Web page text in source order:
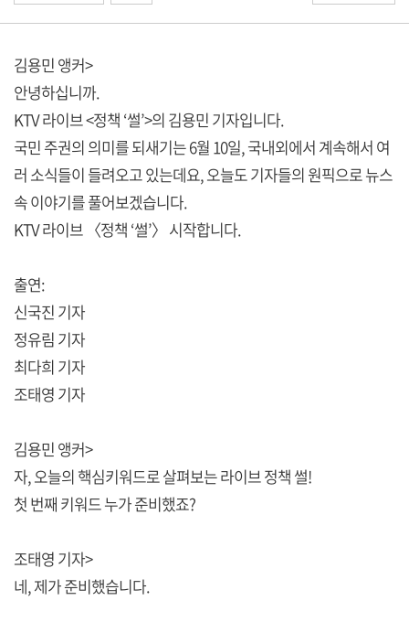
김용민 앵커>
안녕하십니까.
KTV 라이브 <정책 ‘썰’>의 김용민 기자입니다.
국민 주권의 의미를 되새기는 6월 10일, 국내외에서 계속해서 여
러 소식들이 들려오고 있는데요, 오늘도 기자들의 원픽으로 뉴스
속 이야기를 풀어보겠습니다.
KTV 라이브 〈정책 ‘썰’〉 시작합니다.
출연:
신국진 기자
정유림 기자
최다희 기자
조태영 기자
김용민 앵커>
자, 오늘의 핵심키워드로 살펴보는 라이브 정책 썰!
첫 번째 키워드 누가 준비했죠?
조태영 기자>
네, 제가 준비했습니다.